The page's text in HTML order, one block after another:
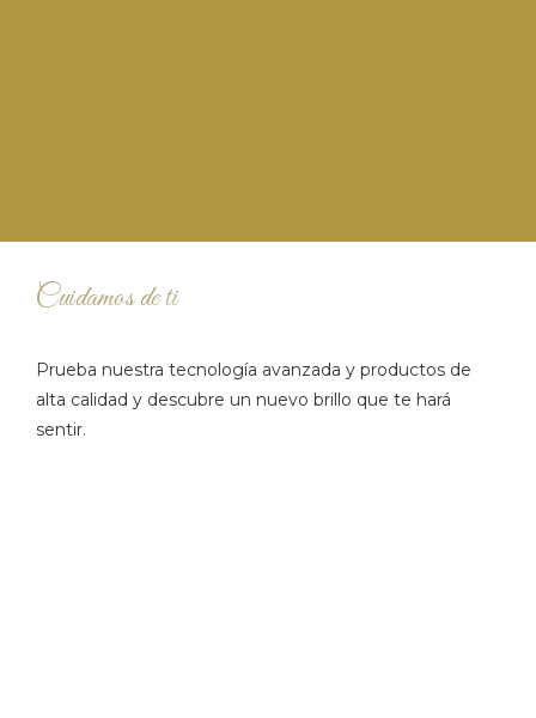
Cuidamos de ti
Prueba nuestra tecnología avanzada y productos de
alta calidad y descubre un nuevo brillo que te hará
sentir.